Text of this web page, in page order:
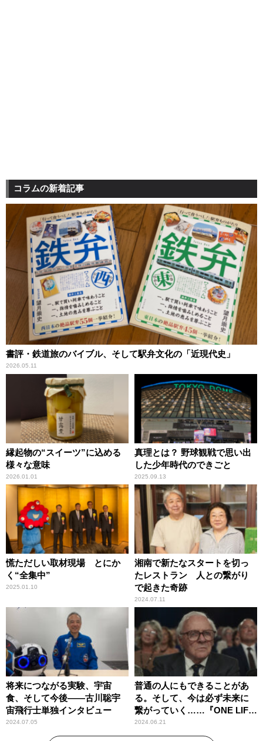
コラムの新着記事
書評・鉄道旅のバイブル、そして駅弁文化の「近現代史」
2026.05.11
縁起物の“スイーツ”に込める
様々な意味
2026.01.01
真理とは？ 野球観戦で思い出
した少年時代のできごと
2025.09.13
慌ただしい取材現場 とにか
く“全集中”
2025.01.10
湘南で新たなスタートを切っ
たレストラン 人との繋がり
で起きた奇跡
2024.07.11
将来につながる実験、宇宙
食、そして今後――古川聡宇
宙飛行士単独インタビュー
2024.07.05
普通の人にもできることがあ
る。そして、今は必ず未来に
繋がっていく……『ONE LIFE
奇跡が繋いだ6000の命』
2024.06.21